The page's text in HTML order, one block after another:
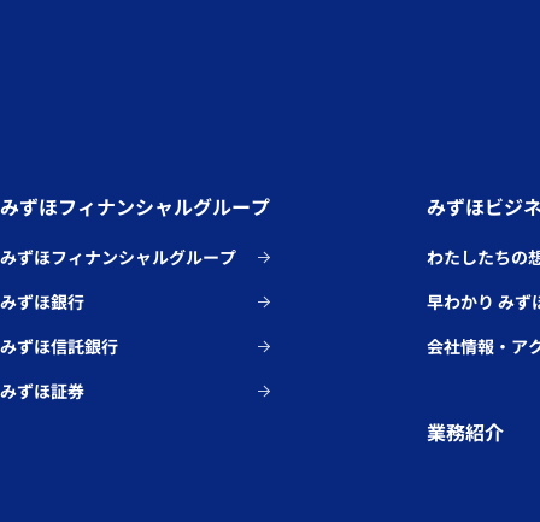
みずほフィナンシャルグループ
みずほフィナンシャルグループ
みずほ銀行
みずほ信託銀行
みずほ証券
みずほビジ
わたしたちの
早わかり みず
会社情報・ア
業務紹介